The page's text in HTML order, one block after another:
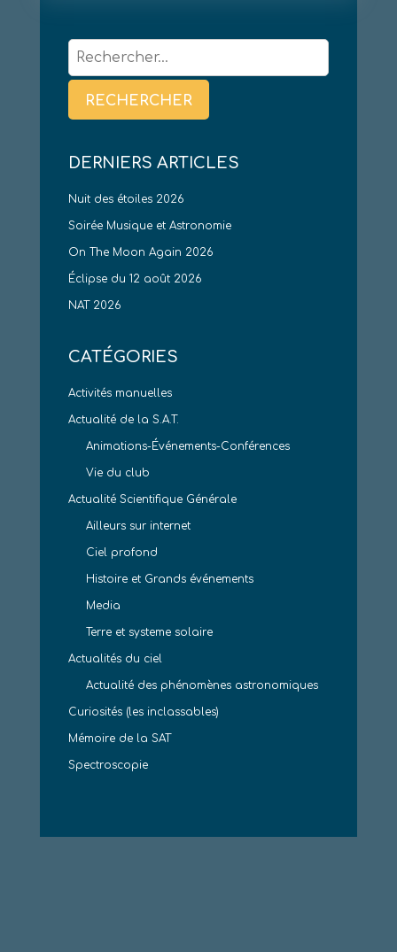
Rechercher :
DERNIERS ARTICLES
Nuit des étoiles 2026
Soirée Musique et Astronomie
On The Moon Again 2026
Éclipse du 12 août 2026
NAT 2026
CATÉGORIES
Activités manuelles
Actualité de la S.A.T.
Animations-Événements-Conférences
Vie du club
Actualité Scientifique Générale
Ailleurs sur internet
Ciel profond
Histoire et Grands événements
Media
Terre et systeme solaire
Actualités du ciel
Actualité des phénomènes astronomiques
Curiosités (les inclassables)
Mémoire de la SAT
Spectroscopie